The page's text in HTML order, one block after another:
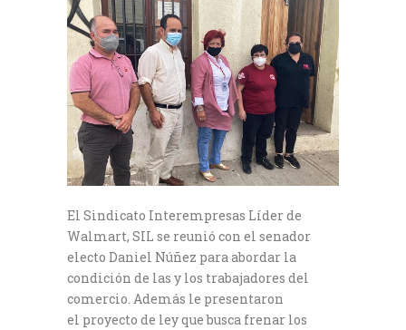
El Sindicato Interempresas Líder de
Walmart, SIL se reunió con el senador
electo Daniel Núñez para abordar la
condición de las y los trabajadores del
comercio. Además le presentaron
el proyecto de ley que busca frenar los